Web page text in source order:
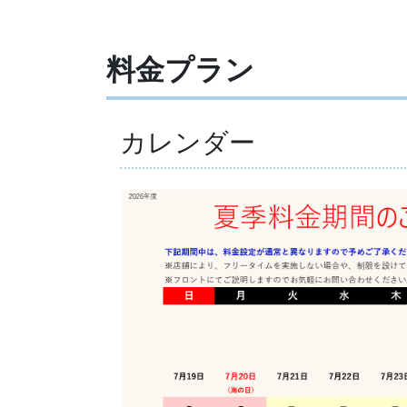
料金プラン
カレンダー